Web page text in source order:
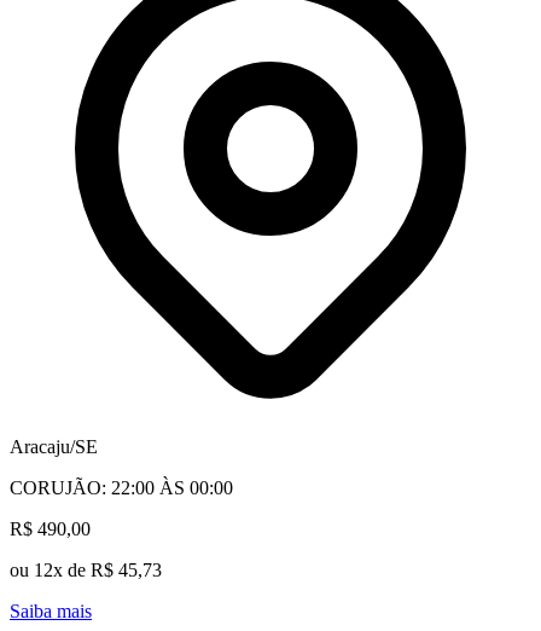
Aracaju/SE
CORUJÃO: 22:00 ÀS 00:00
R$ 490,00
ou 12x de R$ 45,73
Saiba mais